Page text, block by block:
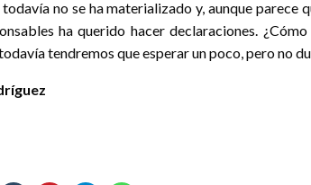
no se ha materializado y, aunque parece
ha querido hacer declaraciones.
tendremos que esperar un poco, pero no